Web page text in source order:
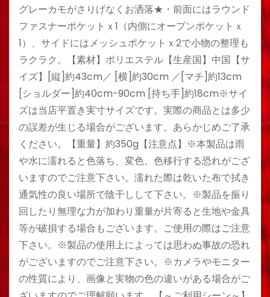
グレーカモがさりげなくお洒落★・前面にはラウンド
ファスナーポケットｘ1（内側にオープンポケットｘ
1）、サイドにはメッシュポケットｘ2で小物の整理も
ラクラク。【素材】ポリエステル【生産国】中国【サ
イズ】[縦]約43cm／ [横]約30cm ／[マチ]約13cm
[ショルダー]約40cm-90cm [持ち手]約18cm※サイ
ズは当店平置き実寸サイズです。実際の商品とは多少
の誤差が生じる場合がございます。あらかじめご了承
ください。【重量】約350g【注意点】※本製品は雨
や水に濡れると色落ち、変色、色移行する恐れがござ
いますのでご注意下さい。濡れた際は乾いた布で拭き
通気性の良い場所で陰干しして下さい。※製品を振り
回したり無理な力が加わり重量が片寄ると生地や金具
等が破損する場合もございます。ご使用の際はご注意
下さい。※製品の使用上によっては思わぬ事故の恐れ
がございますのでご注意下さい。※カメラやモニター
の性質により、画像と実物の色の違いがある場合がご